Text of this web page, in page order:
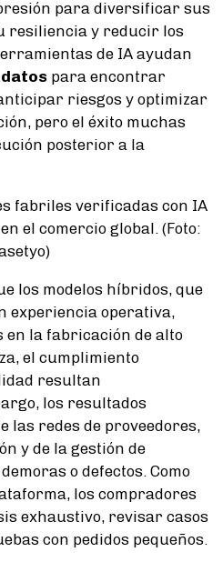
para diversificar sus
resiliencia y reducir los
de IA ayudan
para encontrar
riesgos y optimizar
pero el éxito muchas
posterior a la
fabriles verificadas con IA
el comercio global. (Foto:
los modelos híbridos, que
experiencia operativa,
en la fabricación de alto
el cumplimiento
resultan
los resultados
las redes de proveedores,
y de la gestión de
o defectos. Como
los compradores
exhaustivo, revisar casos
con pedidos pequeños.